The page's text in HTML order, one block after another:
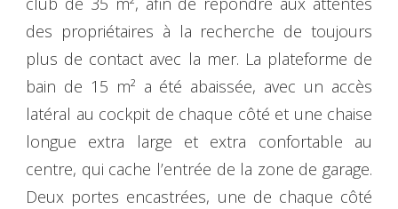
des propriétaires à la recherche de toujours
plus de contact avec la mer. La plateforme de
bain de 15 m² a été abaissée, avec un accès
latéral au cockpit de chaque côté et une chaise
longue extra large et extra confortable au
centre, qui cache l’entrée de la zone de garage.
Deux portes encastrées, une de chaque côté